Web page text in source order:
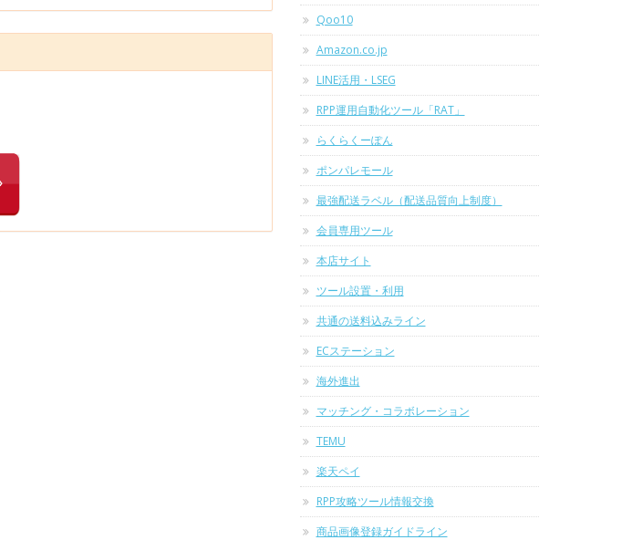
Qoo10
Amazon.co.jp
LINE活用・LSEG
RPP運用自動化ツール「RAT」
らくらくーぽん
ポンパレモール
最強配送ラベル（配送品質向上制度）
会員専用ツール
本店サイト
ツール設置・利用
共通の送料込みライン
ECステーション
海外進出
マッチング・コラボレーション
TEMU
楽天ペイ
RPP攻略ツール情報交換
商品画像登録ガイドライン